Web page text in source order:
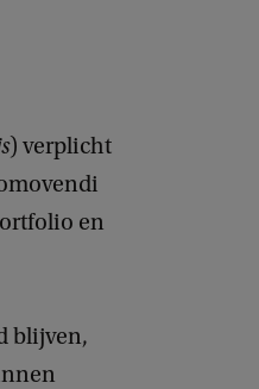
) verplicht
en
blijven,